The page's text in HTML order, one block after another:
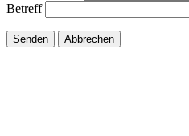
Betreff
Senden Abbrechen